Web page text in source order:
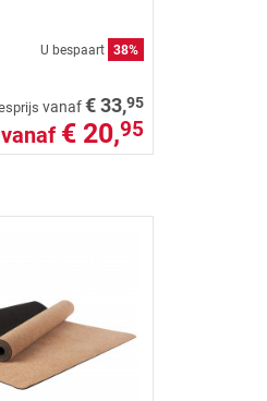
U bespaart 38%
vanaf€ 33,95
vanaf € 20,95